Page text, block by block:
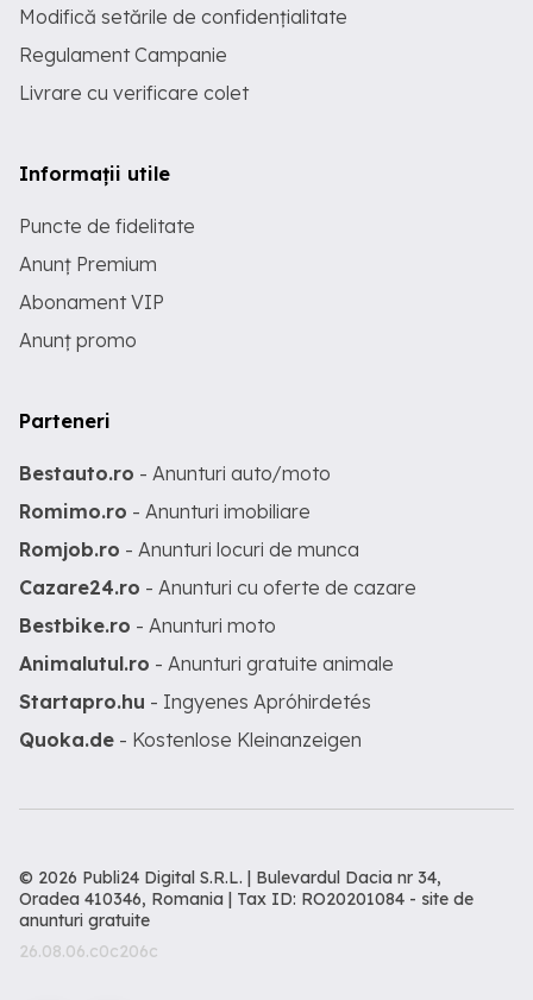
Modifică setările de confidențialitate
Regulament Campanie
Livrare cu verificare colet
Informații utile
Puncte de fidelitate
Anunț Premium
Abonament VIP
Anunț promo
Parteneri
Bestauto.ro - Anunturi auto/moto
Romimo.ro - Anunturi imobiliare
Romjob.ro - Anunturi locuri de munca
Cazare24.ro - Anunturi cu oferte de cazare
Bestbike.ro - Anunturi moto
Animalutul.ro - Anunturi gratuite animale
Startapro.hu - Ingyenes Apróhirdetés
Quoka.de - Kostenlose Kleinanzeigen
© 2026 Publi24 Digital S.R.L. | Bulevardul Dacia nr 34,
Oradea 410346, Romania | Tax ID: RO20201084 - site de
anunturi gratuite
26.08.06.c0c206c